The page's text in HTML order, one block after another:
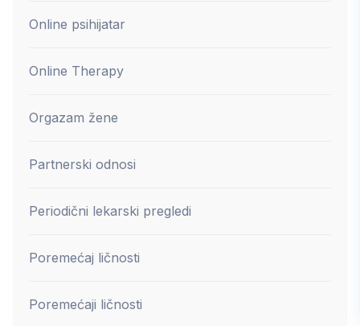
Online psihijatar
Online Therapy
Orgazam žene
Partnerski odnosi
Periodični lekarski pregledi
Poremećaj ličnosti
Poremećaji ličnosti